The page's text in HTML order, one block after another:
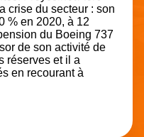
crise du secteur : son
% en 2020, à 12
du Boeing 737
de son activité de
réserves et il a
en recourant à